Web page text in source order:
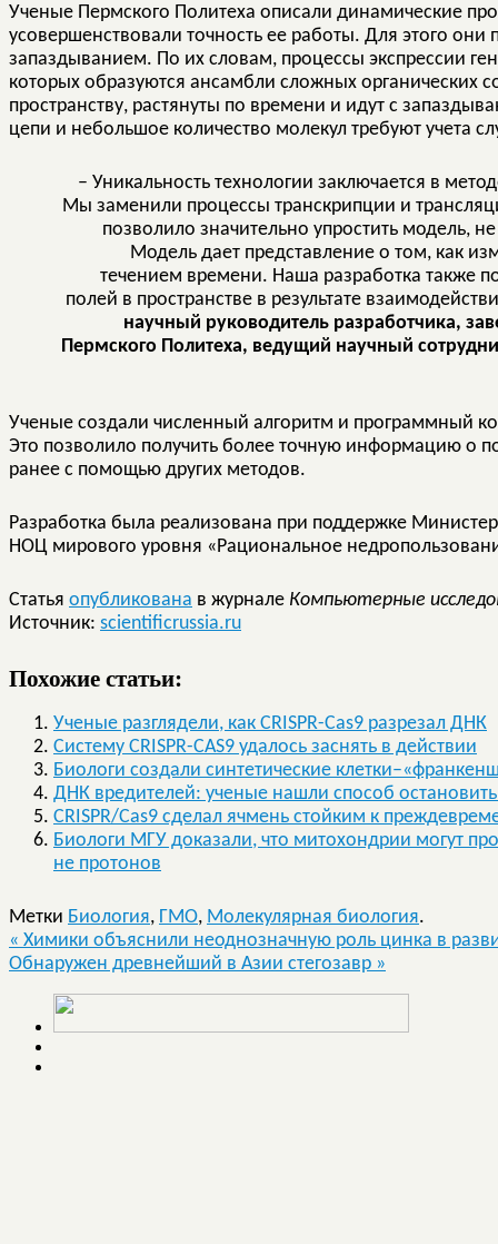
Ученые Пермского Политеха описали динамические
усовершенствовали точность ее работы. Для этого они
запаздыванием. По их словам, процессы экспрессии
которых образуются ансамбли сложных органических
пространству, растянуты по времени и идут с
цепи и небольшое количество молекул требуют учета
– Уникальность технологии заключается в
Мы заменили процессы транскрипции и
позволило значительно упростить модель,
Модель дает представление о том, как
течением времени. Наша разработка также
полей в пространстве в результате
научный руководитель разработчика,
Пермского Политеха, ведущий научный
Ученые создали численный алгоритм и программный
Это позволило получить более точную информацию о
ранее с помощью других методов.
Разработка была реализована при поддержке
НОЦ мирового уровня «Рациональное
Статья опубликована в журнале Компьютерные
Источник: scientificrussia.ru
Похожие статьи:
Ученые разглядели, как CRISPR-Cas9 разрезал ДНК
Систему CRISPR-CAS9 удалось заснять в действии
Биологи создали синтетические
ДНК вредителей: ученые нашли способ
CRISPR/Cas9 сделал ячмень стойким к
Биологи МГУ доказали, что митохондрии могут
не протонов
Метки Биология, ГМО, Молекулярная биология.
« Химики объяснили неоднозначную роль цинка в
Обнаружен древнейший в Азии стегозавр »